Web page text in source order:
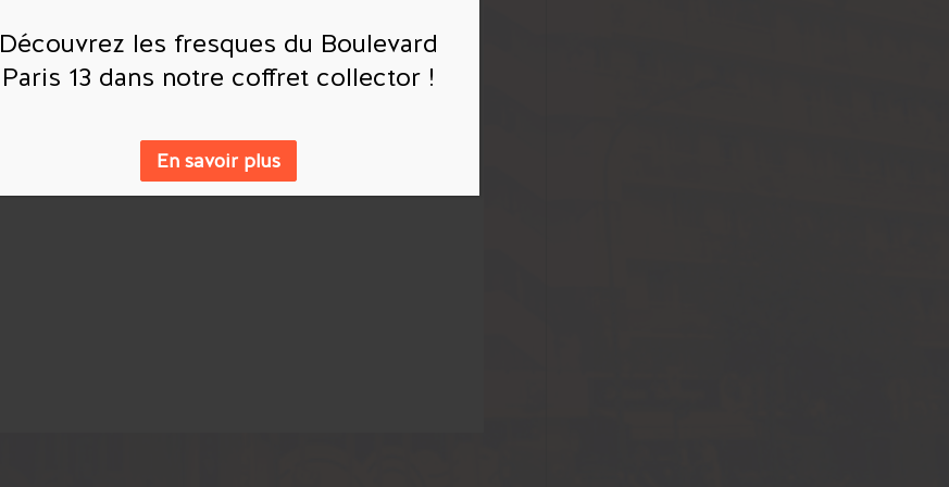
Découvrez les fresques du Boulevard
Paris 13 dans notre coffret collector !
En savoir plus